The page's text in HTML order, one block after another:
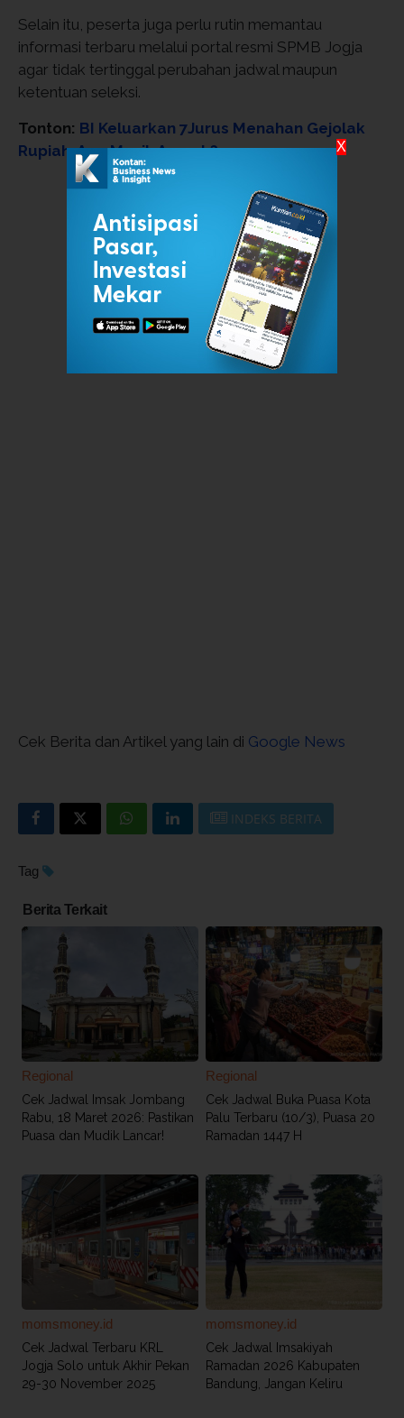
Selain itu, peserta juga perlu rutin memantau
informasi terbaru melalui portal resmi SPMB Jogja
agar tidak tertinggal perubahan jadwal maupun
ketentuan seleksi.
Tonton: BI Keluarkan 7Jurus Menahan Gejolak
Rupiah, Apa Masih Ampuh?
Cek Berita dan Artikel yang lain di Google News
INDEKS BERITA
Tag
Berita Terkait
Regional
Cek Jadwal Imsak Jombang
Rabu, 18 Maret 2026: Pastikan
Puasa dan Mudik Lancar!
Regional
Cek Jadwal Buka Puasa Kota
Palu Terbaru (10/3), Puasa 20
Ramadan 1447 H
momsmoney.id
Cek Jadwal Terbaru KRL
Jogja Solo untuk Akhir Pekan
29-30 November 2025
momsmoney.id
Cek Jadwal Imsakiyah
Ramadan 2026 Kabupaten
Bandung, Jangan Keliru
X